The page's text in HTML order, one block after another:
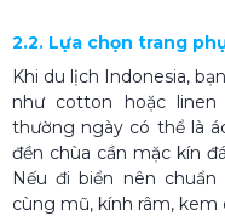
2.2. Lựa chọn trang
Khi du lịch Indonesia,
như cotton hoặc
thường ngày có thể là
đền chùa cần mặc kín
Nếu đi biển nên
cùng mũ, kính râm,